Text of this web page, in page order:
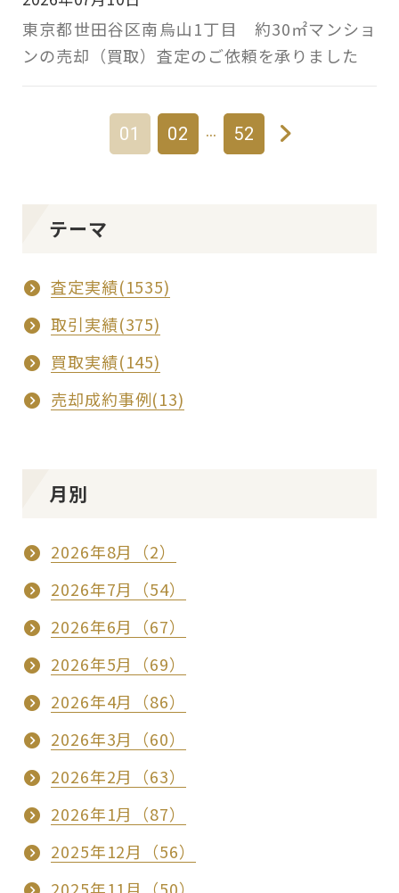
東京都世田谷区南烏山1丁目 約30㎡マンショ
ンの売却（買取）査定のご依頼を承りました
01 02 … 52
テーマ
査定実績(1535)
取引実績(375)
買取実績(145)
売却成約事例(13)
月別
2026年8月（2）
2026年7月（54）
2026年6月（67）
2026年5月（69）
2026年4月（86）
2026年3月（60）
2026年2月（63）
2026年1月（87）
2025年12月（56）